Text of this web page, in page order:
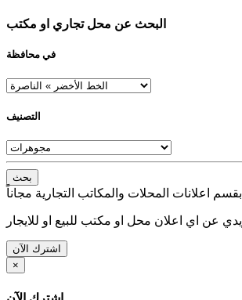
البحث عن محل تجاري او مكتب
في محافظة
التصنيف
بحث
عن اي اعلان محل او مكتب للبيع او للايجار
اشترك الآن
×